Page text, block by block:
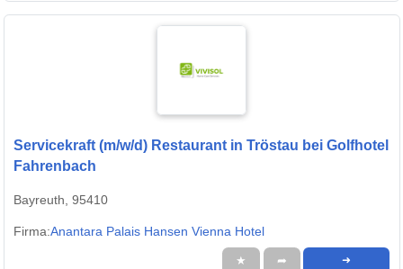
Servicekraft (m/w/d) Restaurant in Tröstau bei Golfhotel
Fahrenbach
Bayreuth, 95410
Firma:Anantara Palais Hansen Vienna Hotel
★ ➦ ➜